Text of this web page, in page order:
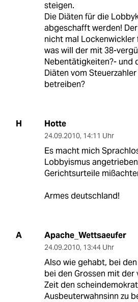
steigen.
Die Diäten für die
abgeschafft werden!
nicht mal Lockenwickler
was will der mit 38-
Nebentätigkeiten?- und
Diäten vom
betreiben?
H Hotte
24.09.2010, 14:11 Uhr
Es macht mich
Lobbyismus
Gerichtsurteile
Armes deutschland!
A Apache_Wettsaeufer
24.09.2010, 13:44 Uhr
Also wie gehabt, bei
bei den Grossen mit der
Zeit den
Ausbeuterwahnsinn zu